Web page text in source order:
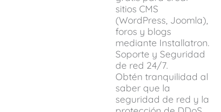
sitios CMS
(WordPress, Joomla),
foros y blogs
mediante Installatron.
Soporte y Seguridad
de red 24/7.
Obtén tranquilidad al
saber que la
seguridad de red y la